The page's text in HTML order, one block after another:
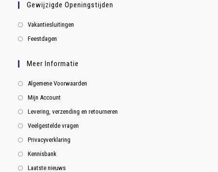
Gewijzigde Openingstijden
Vakantiesluitingen
Feestdagen
Meer Informatie
Algemene Voorwaarden
Mijn Account
Levering, verzending en retourneren
Veelgestelde vragen
Privacyverklaring
Kennisbank
Laatste nieuws